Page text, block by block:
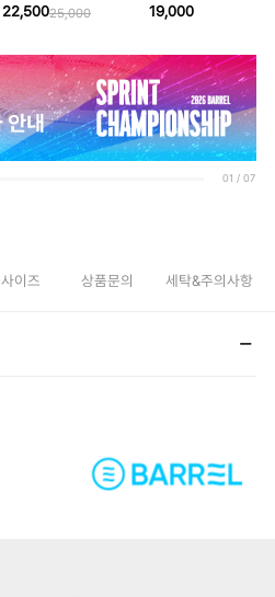
22,50025,000 19,000
01 / 07
사이즈 상품문의 세탁&주의사항